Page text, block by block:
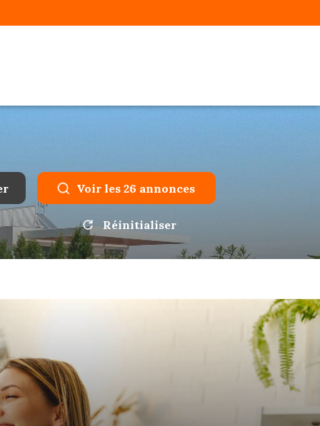
Voir les 26 annonces
Réinitialiser